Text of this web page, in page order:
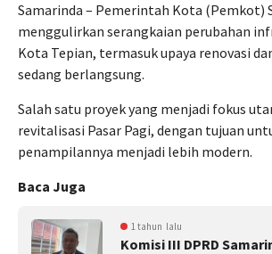
Samarinda – Pemerintah Kota (Pemkot)
menggulirkan serangkaian perubahan
Kota Tepian, termasuk upaya renovasi
sedang berlangsung.
Salah satu proyek yang menjadi fokus
revitalisasi Pasar Pagi, dengan tujuan
penampilannya menjadi lebih modern.
Baca Juga
1 tahun lalu
Komisi III DPRD